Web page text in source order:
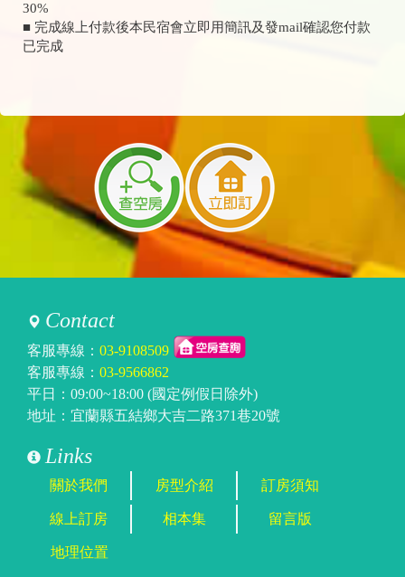
30%
■ 完成線上付款後本民宿會立即用簡訊及發mail確認您付款
已完成
Contact
客服專線： 03-9108509
客服專線： 03-9566862
平日：09:00~18:00 (國定例假日除外)
地址：宜蘭縣五結鄉大吉二路371巷20號
Links
關於我們 房型介紹 訂房須知
線上訂房 相本集 留言版
地理位置